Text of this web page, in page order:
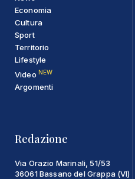
Economia
Cultura
Sport
Territorio
Lifestyle
Video NEW
Argomenti
Redazione
Via Orazio Marinali, 51/53
36061 Bassano del Grappa (VI)